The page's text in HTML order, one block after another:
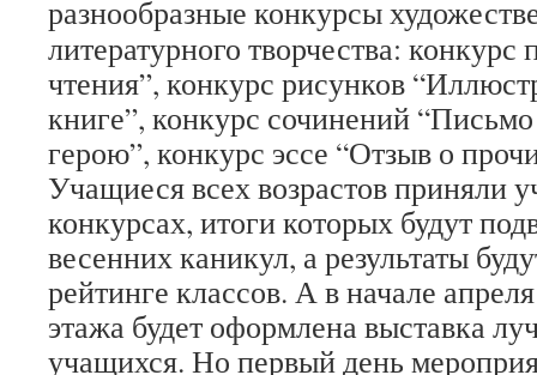
разнообразные конкурсы
литературного творчества: конкурс
чтения”, конкурс рисунков
книге”, конкурс сочинений
герою”, конкурс эссе “Отзыв о
Учащиеся всех возрастов приняли
конкурсах, итоги которых будут
весенних каникул, а результаты
рейтинге классов. А в начале
этажа будет оформлена выставка
учащихся. Но первый день